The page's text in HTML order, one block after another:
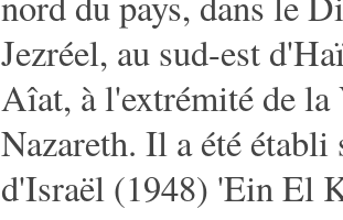
Jezréel, au sud-est
Aîat, à l'extrémité de la
Nazareth. Il a été
d'Israël (1948) 'Ein El